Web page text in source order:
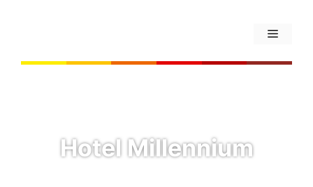
Hotel Millennium